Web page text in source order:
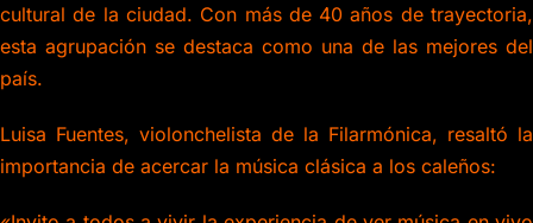
cultural de la ciudad. Con más de 40 años de trayectoria,
esta agrupación se destaca como una de las mejores del
país.
Luisa Fuentes, violonchelista de la Filarmónica, resaltó la
importancia de acercar la música clásica a los caleños: